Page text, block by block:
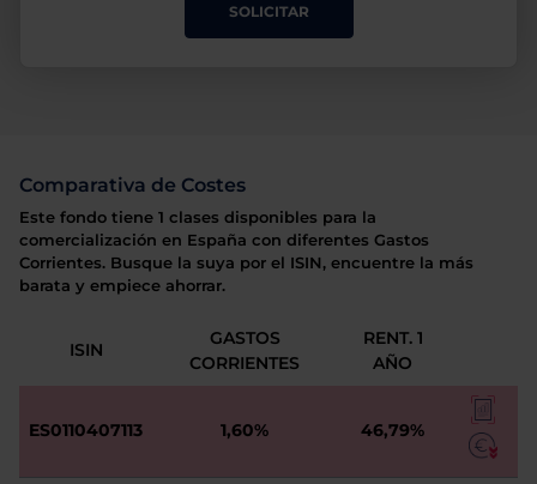
SOLICITAR
Comparativa de Costes
Este fondo tiene 1 clases disponibles para la
comercialización en España con diferentes Gastos
Corrientes. Busque la suya por el ISIN, encuentre la más
barata y empiece ahorrar.
ISIN
GASTOS
CORRIENTES
RENT. 1
AÑO
ES0110407113 1,60% 46,79%